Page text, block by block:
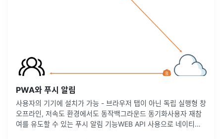
PWA와 푸시 알림
사용자의 기기에 설치가 가능 - 브라우저 탭이 아닌 독립 실행형 창
오프라인, 저속도 환경에서도 동작백그라운드 동기화사용자 재참
여를 유도할 수 있는 푸시 알림 기능WEB API 사용으로 네이티브